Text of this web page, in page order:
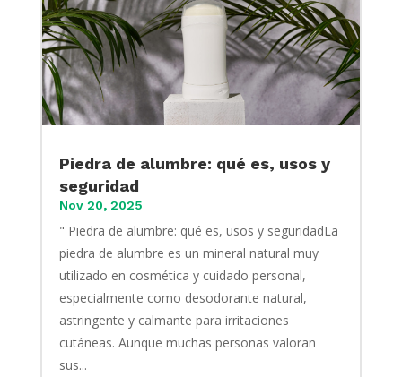
Piedra de alumbre: qué es, usos y
seguridad
Nov 20, 2025
" Piedra de alumbre: qué es, usos y seguridadLa
piedra de alumbre es un mineral natural muy
utilizado en cosmética y cuidado personal,
especialmente como desodorante natural,
astringente y calmante para irritaciones
cutáneas. Aunque muchas personas valoran
sus...